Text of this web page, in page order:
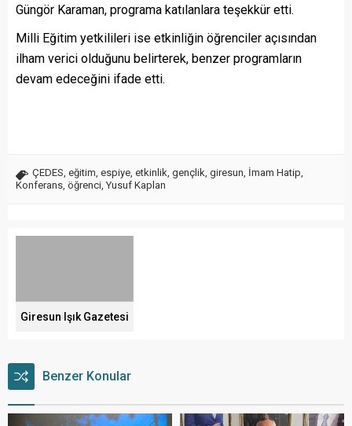
Güngör Karaman, programa katılanlara teşekkür etti.
Milli Eğitim yetkilileri ise etkinliğin öğrenciler açısından
ilham verici olduğunu belirterek, benzer programların
devam edeceğini ifade etti.
ÇEDES eğitim espiye etkinlik gençlik giresun İmam Hatip
Konferans öğrenci Yusuf Kaplan
Giresun Işık Gazetesi
Benzer Konular